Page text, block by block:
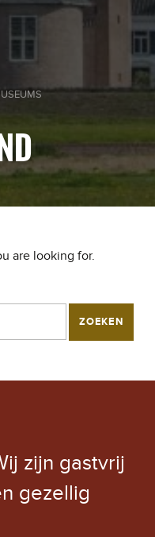
are looking for.
zijn gastvrij
gezellig